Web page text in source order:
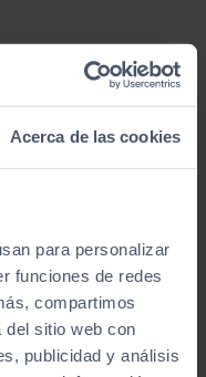
Acerca de las cookies
para personalizar
funciones de redes
compartimos
del sitio web con
publicidad y análisis
horarios